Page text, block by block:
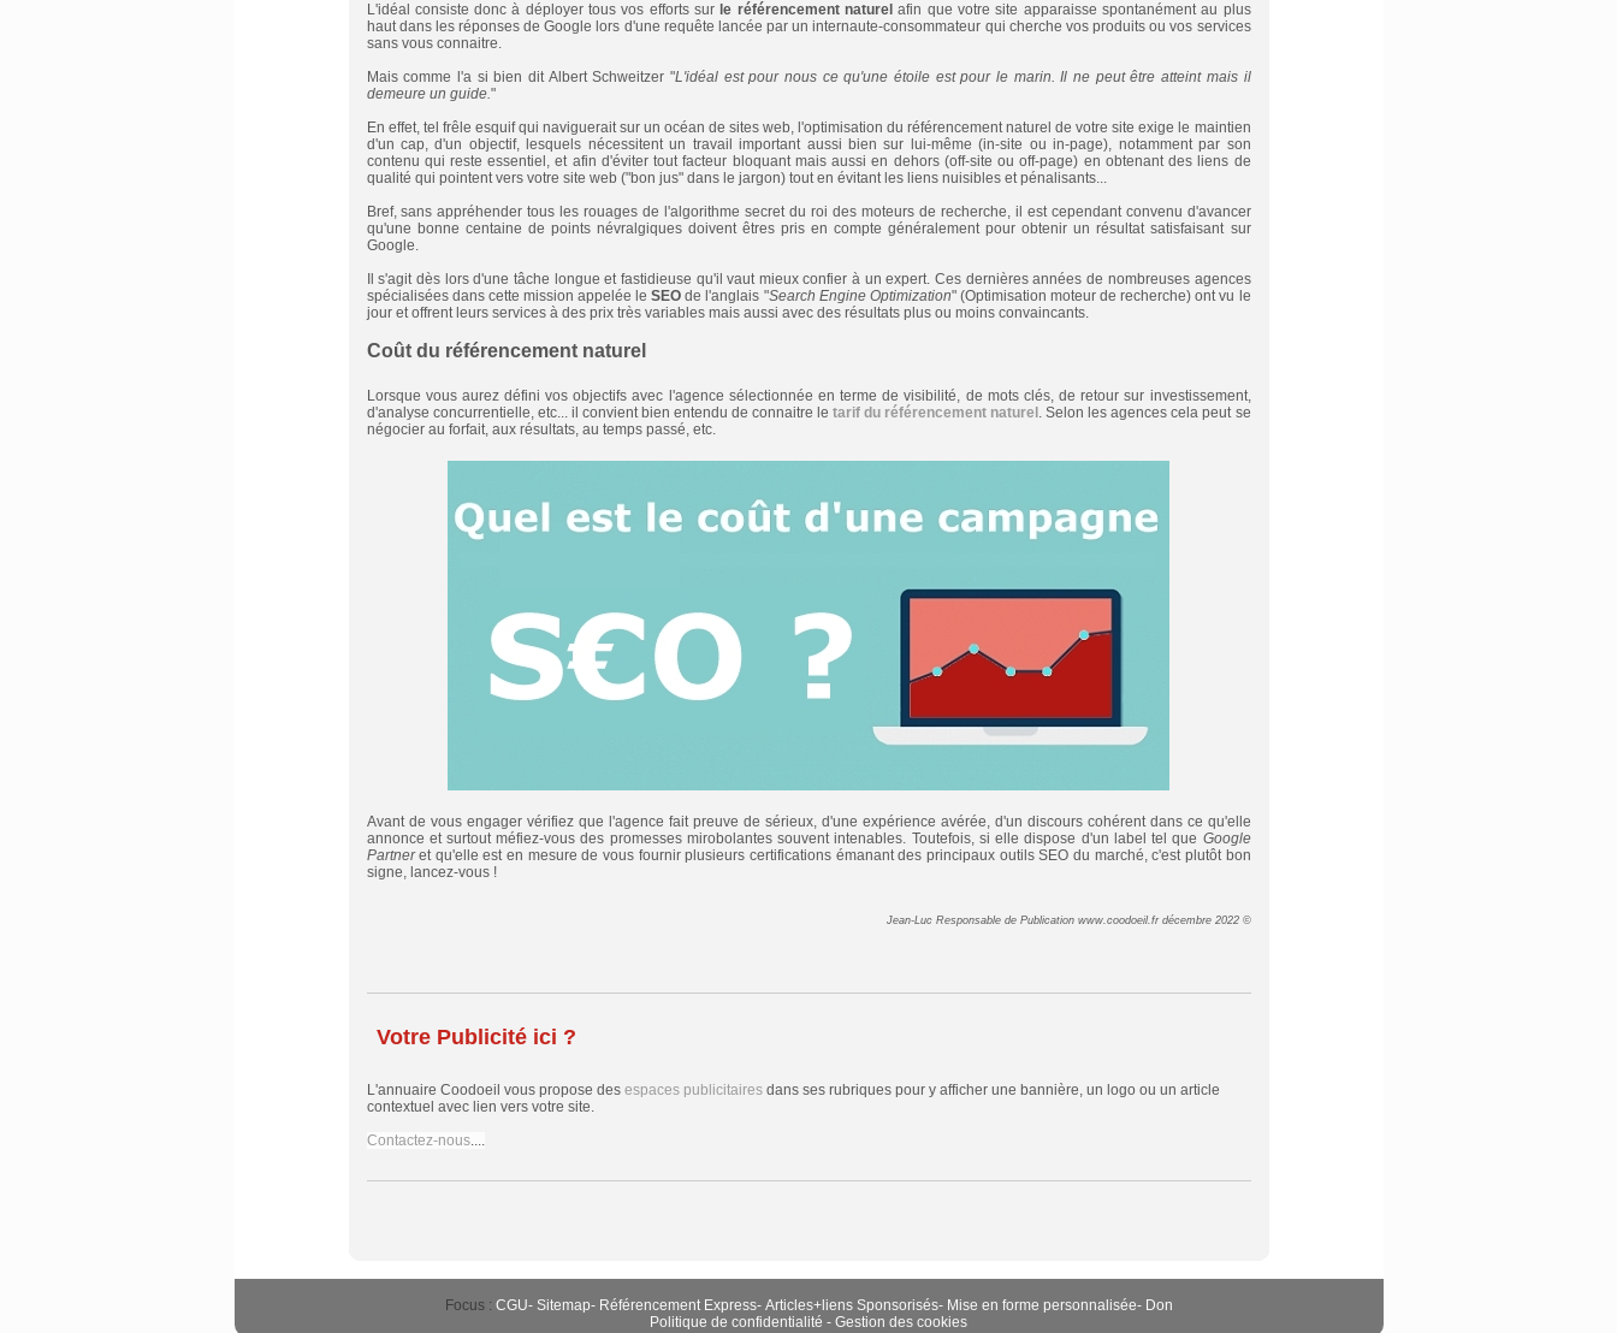
L'idéal consiste donc à déployer tous vos efforts sur le référencement naturel afin que votre site apparaisse spontanément au plus
haut dans les réponses de Google lors d'une requête lancée par un internaute-consommateur qui cherche vos produits ou vos services
sans vous connaitre.
Mais comme l'a si bien dit Albert Schweitzer "L'idéal est pour nous ce qu'une étoile est pour le marin. Il ne peut être atteint mais il
demeure un guide."
En effet, tel frêle esquif qui naviguerait sur un océan de sites web, l'optimisation du référencement naturel de votre site exige le maintien
d'un cap, d'un objectif, lesquels nécessitent un travail important aussi bien sur lui-même (in-site ou in-page), notamment par son
contenu qui reste essentiel, et afin d'éviter tout facteur bloquant mais aussi en dehors (off-site ou off-page) en obtenant des liens de
qualité qui pointent vers votre site web ("bon jus" dans le jargon) tout en évitant les liens nuisibles et pénalisants...
Bref, sans appréhender tous les rouages de l'algorithme secret du roi des moteurs de recherche, il est cependant convenu d'avancer
qu'une bonne centaine de points névralgiques doivent êtres pris en compte généralement pour obtenir un résultat satisfaisant sur
Google.
Il s'agit dès lors d'une tâche longue et fastidieuse qu'il vaut mieux confier à un expert. Ces dernières années de nombreuses agences
spécialisées dans cette mission appelée leSEO de l'anglais "Search Engine Optimization" (Optimisation moteur de recherche) ont vu le
jour et offrent leurs services à des prix très variables mais aussi avec des résultats plus ou moins convaincants.
Coût du référencement naturel
Lorsque vous aurez défini vos objectifs avec l'agence sélectionnée en terme de visibilité, de mots clés, de retour sur investissement,
d'analyse concurrentielle, etc... il convient bien entendu de connaitre letarif du référencement naturel . Selon les agences cela peut se
négocier au forfait, aux résultats, au temps passé, etc.
Avant de vous engager vérifiez que l'agence fait preuve de sérieux, d'une expérience avérée, d'un discours cohérent dans ce qu'elle
annonce et surtout méfiez-vous des promesses mirobolantes souvent intenables. Toutefois, si elle dispose d'un label tel que Google
Partneret qu'elle est en mesure de vous fournir plusieurs certifications émanant des principaux outils SEO du marché, c'est plutôt bon
signe, lancez-vous !
Jean-Luc Responsable de Publication www.coodoeil.fr décembre 2022 ©
Votre Publicité ici ?
L'annuaire Coodoeil vous propose des espaces publicitairesdans ses rubriques pour y afficher une bannière, un logo ou un article
contextuel avec lien vers votre site.
Contactez-nous....
Focus : CGU- Sitemap- Référencement Express- Articles+liens Sponsorisés- Mise en forme personnalisée- Don
Politique de confidentialité - Gestion des cookies